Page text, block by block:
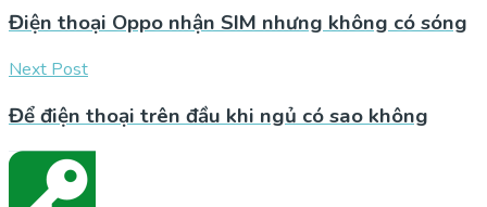
Điện thoại Oppo nhận SIM nhưng không có sóng
Next Post
Để điện thoại trên đầu khi ngủ có sao không